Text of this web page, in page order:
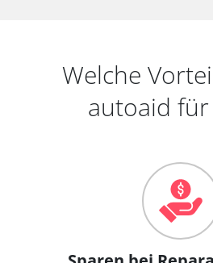
Welche
autoaid für